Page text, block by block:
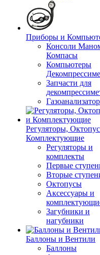
Приборы и
Консоли
Компасы
Компьютеры
Запчасти для
Регуляторы,
Комплектующие
Регуляторы и
комплекты
Первые
Вторые
Октопусы
Аксессуары и
Загубники и
нагубники
Баллоны и Вентили
Баллоны